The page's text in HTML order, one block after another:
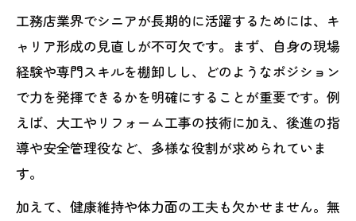
工務店業界でシニアが長期的に活躍するためには、キ
ャリア形成の見直しが不可欠です。まず、自身の現場
経験や専門スキルを棚卸しし、どのようなポジション
で力を発揮できるかを明確にすることが重要です。例
えば、大工やリフォーム工事の技術に加え、後進の指
導や安全管理役など、多様な役割が求められていま
す。
加えて、健康維持や体力面の工夫も欠かせません。無